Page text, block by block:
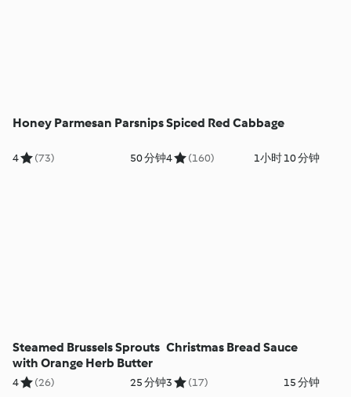
Honey Parmesan Parsnips
4 (73) 50 分钟
Spiced Red Cabbage
4 (160) 1小时 10 分钟
Steamed Brussels Sprouts
with Orange Herb Butter
4 (26) 25 分钟
Christmas Bread Sauce
3 (17) 15 分钟